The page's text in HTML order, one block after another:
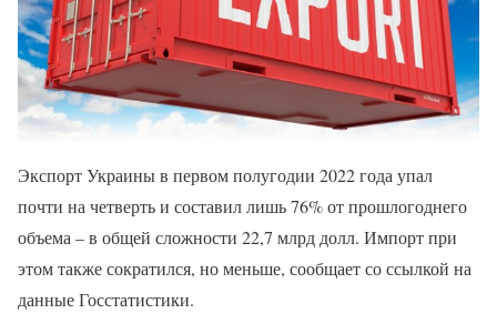
Экспорт Украины в первом полугодии 2022 года упал
почти на четверть и составил лишь 76% от прошлогоднего
объема – в общей сложности 22,7 млрд долл. Импорт при
этом также сократился, но меньше, сообщает со ссылкой на
данные Госстатистики.